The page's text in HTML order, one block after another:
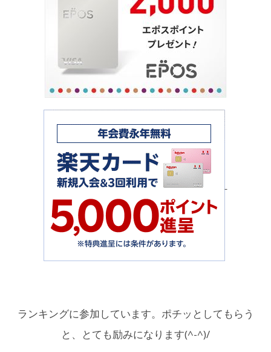
ランキングに参加しています。ポチッとしてもらう
と、とても励みになります(^-^)/